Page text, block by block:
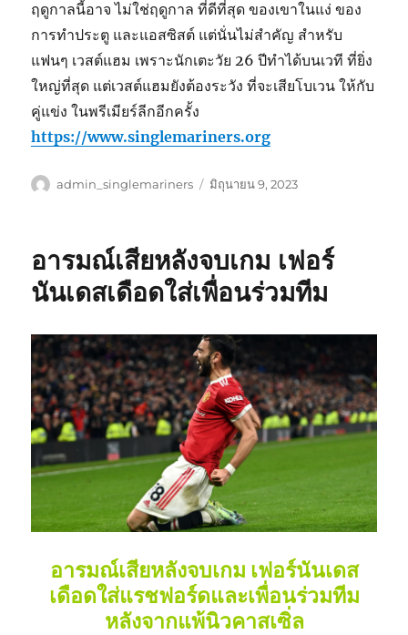
ฤดูกาลนี้อาจ ไม่ใช่ฤดูกาล ที่ดีที่สุด ของเขาในแง่ ของ
การทำประตู และแอสซิสต์ แต่นั่นไม่สำคัญ สำหรับ
แฟนๆ เวสต์แฮม เพราะนักเตะวัย 26 ปีทำได้บนเวที ที่ยิ่ง
ใหญ่ที่สุด แต่เวสต์แฮมยังต้องระวัง ที่จะเสียโบเวน ให้กับ
คู่แข่ง ในพรีเมียร์ลีกอีกครั้ง
https://www.singlemariners.org
ผู้
admin_singlemariners
เขียน
มิถุนายน 9, 2023
อารมณ์เสียหลังจบเกม เฟอร์
นันเดสเดือดใส่เพื่อนร่วมทีม
อารมณ์เสียหลังจบเกม เฟอร์นันเดส
เดือดใส่แรชฟอร์ดและเพื่อนร่วมทีม
หลังจากแพ้นิวคาสเซิ่ล